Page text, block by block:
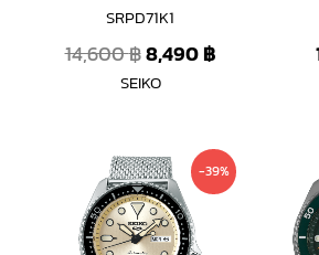
SRPD71K1
14,600฿8,490฿
SEIKO
-39%
Original
price
was:
14,600 ฿.
Current
price
8,900 ฿.